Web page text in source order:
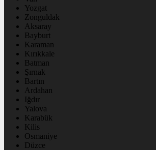
Yozgat
Zonguldak
Aksaray
Bayburt
Karaman
Kırıkkale
Batman
Şırnak
Bartın
Ardahan
Iğdır
Yalova
Karabük
Kilis
Osmaniye
Düzce